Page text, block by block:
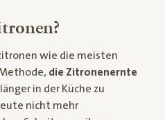
wie die meisten
die Zitronenernte
in der Küche zu
nicht mehr